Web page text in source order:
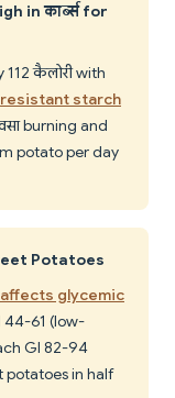
in कार्ब्स for
कैलोरी with
resistant starch
burning and
potato per day
Potatoes
glycemic
44-61 (low-
GI 82-94
potatoes in half